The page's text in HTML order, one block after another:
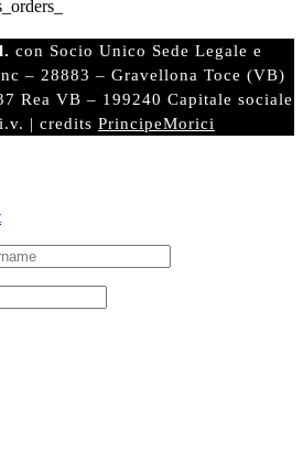
con Socio Unico Sede Legale e
– 28883 – Gravellona Toce (VB)
Rea VB – 199240 Capitale sociale
| credits PrincipeMorici